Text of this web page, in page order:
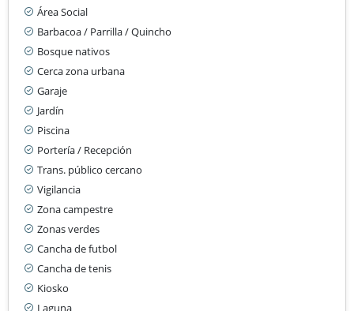
Área Social
Barbacoa / Parrilla / Quincho
Bosque nativos
Cerca zona urbana
Garaje
Jardín
Piscina
Portería / Recepción
Trans. público cercano
Vigilancia
Zona campestre
Zonas verdes
Cancha de futbol
Cancha de tenis
Kiosko
Laguna